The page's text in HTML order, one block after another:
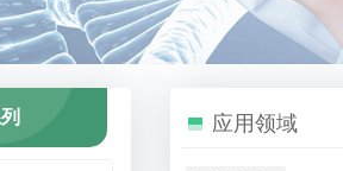
应用领域